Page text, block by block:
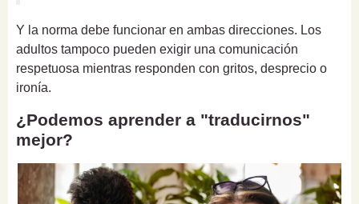
Y la norma debe funcionar en ambas direcciones. Los
adultos tampoco pueden exigir una comunicación
respetuosa mientras responden con gritos, desprecio o
ironía.
¿Podemos aprender a "traducirnos"
mejor?